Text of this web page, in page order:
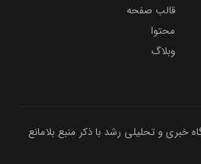
قالب صفحه
محتوا
وبلاگ
خبری و تحلیلی رشد با ذکر منبع بلامانع